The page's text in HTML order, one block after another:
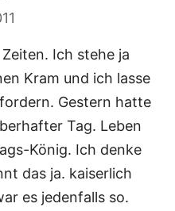
Ich stehe ja
Kram und ich lasse
Gestern hatte
Tag. Leben
König. Ich denke
das ja. kaiserlich
es jedenfalls so.